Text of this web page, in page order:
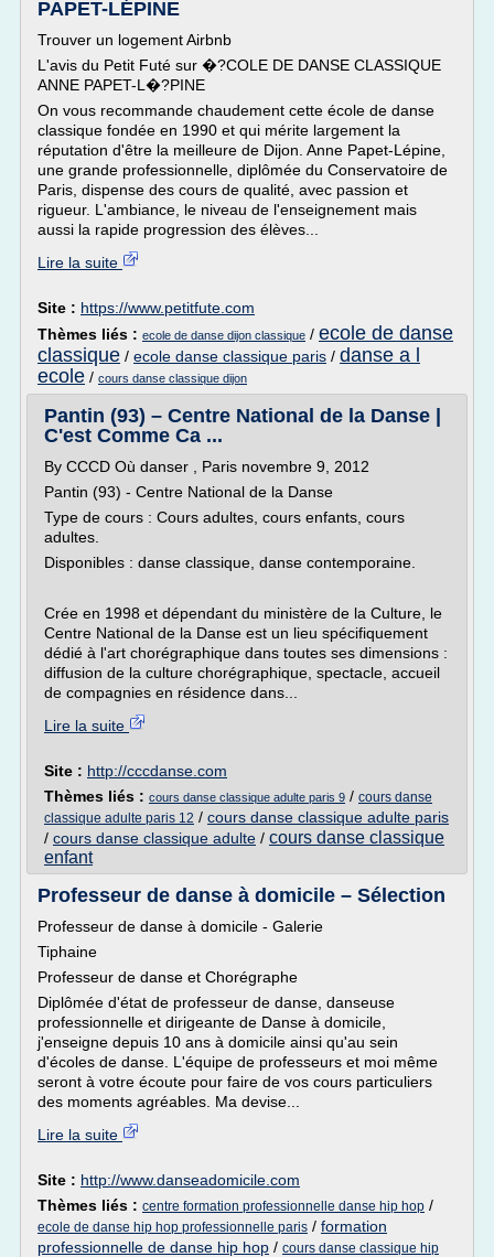
PAPET-LÉPINE
Trouver un logement Airbnb
L'avis du Petit Futé sur �?COLE DE DANSE CLASSIQUE
ANNE PAPET-L�?PINE
On vous recommande chaudement cette école de danse
classique fondée en 1990 et qui mérite largement la
réputation d'être la meilleure de Dijon. Anne Papet-Lépine,
une grande professionnelle, diplômée du Conservatoire de
Paris, dispense des cours de qualité, avec passion et
rigueur. L'ambiance, le niveau de l'enseignement mais
aussi la rapide progression des élèves...
Lire la suite
Site : https://www.petitfute.com
Thèmes liés : ecole de danse dijon classique / ecole de danse
classique / ecole danse classique paris / danse a l
ecole / cours danse classique dijon
Pantin (93) – Centre National de la Danse |
C'est Comme Ca ...
By CCCD Où danser , Paris novembre 9, 2012
Pantin (93) - Centre National de la Danse
Type de cours : Cours adultes, cours enfants, cours
adultes.
Disponibles : danse classique, danse contemporaine.
Crée en 1998 et dépendant du ministère de la Culture, le
Centre National de la Danse est un lieu spécifiquement
dédié à l'art chorégraphique dans toutes ses dimensions :
diffusion de la culture chorégraphique, spectacle, accueil
de compagnies en résidence dans...
Lire la suite
Site : http://cccdanse.com
Thèmes liés : cours danse classique adulte paris 9 / cours danse
classique adulte paris 12 / cours danse classique adulte paris
/ cours danse classique adulte / cours danse classique
enfant
Professeur de danse à domicile – Sélection
Professeur de danse à domicile - Galerie
Tiphaine
Professeur de danse et Chorégraphe
Diplômée d'état de professeur de danse, danseuse
professionnelle et dirigeante de Danse à domicile,
j'enseigne depuis 10 ans à domicile ainsi qu'au sein
d'écoles de danse. L'équipe de professeurs et moi même
seront à votre écoute pour faire de vos cours particuliers
des moments agréables. Ma devise...
Lire la suite
Site : http://www.danseadomicile.com
Thèmes liés : centre formation professionnelle danse hip hop /
ecole de danse hip hop professionnelle paris / formation
professionnelle de danse hip hop / cours danse classique hip